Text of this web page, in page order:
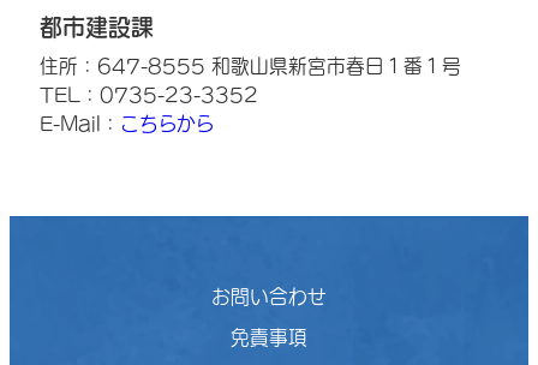
都市建設課
住所：647-8555 和歌山県新宮市春日１番１号
TEL：0735-23-3352
E-Mail： こちらから
お問い合わせ
免責事項